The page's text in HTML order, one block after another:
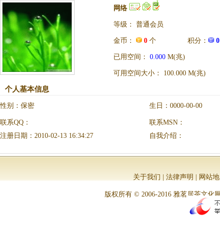
网络
等级： 普通会员
金币： 0 个 积分： 0
已用空间： 0.000 M(兆)
可用空间大小： 100.000 M(兆)
个人基本信息
性别：保密 生日：0000-00-00
联系QQ：
联系MSN：
注册日期：2010-02-13 16:34:27
自我介绍：
关于我们 法律声明 网站
版权所有 © 2006-2016 雅茗居茶文化